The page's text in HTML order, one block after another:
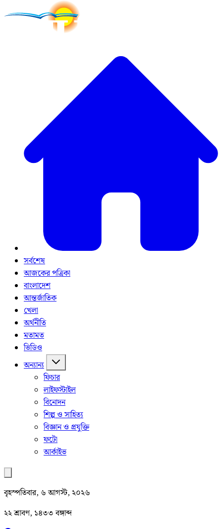
সর্বশেষ
আজকের পত্রিকা
বাংলাদেশ
আন্তর্জাতিক
খেলা
অর্থনীতি
মতামত
ভিডিও
অন্যান্য
ফিচার
লাইফস্টাইল
বিনোদন
শিল্প ও সাহিত্য
বিজ্ঞান ও প্রযুক্তি
ফটো
আর্কাইভ
বৃহস্পতিবার, ৬ আগস্ট, ২০২৬
২২ শ্রাবণ, ১৪৩৩ বঙ্গাব্দ